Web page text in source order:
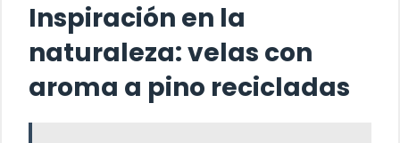
Inspiración en la
naturaleza: velas con
aroma a pino recicladas